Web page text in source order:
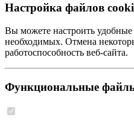
Настройка файлов
Вы можете настроить
необходимых. Отмена
работоспособность веб-сайта.
Функциональные